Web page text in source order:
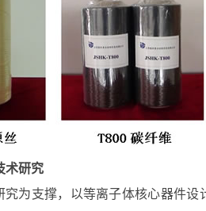
术研究
为支撑，以等离子体核心器件设